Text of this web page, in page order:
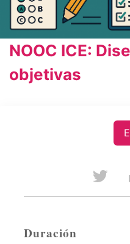
NOOC ICE:
objetivas
Duración